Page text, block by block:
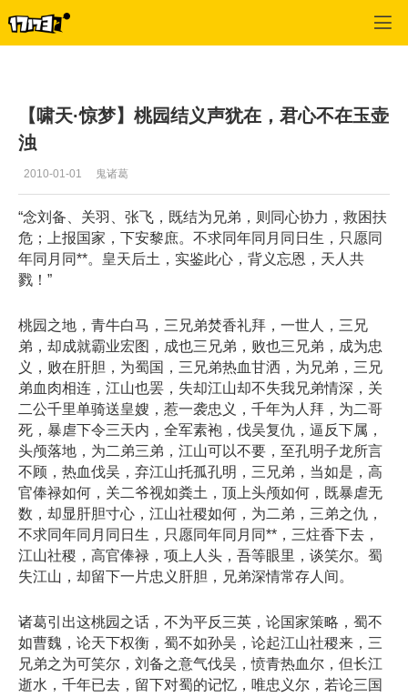
【啸天·惊梦】桃园结义声犹在，君心不在玉壶
浊
2010-01-01 鬼诸葛
“念刘备、关羽、张飞，既结为兄弟，则同心协力，救困扶
危；上报国家，下安黎庶。不求同年同月同日生，只愿同
年同月同**。皇天后土，实鉴此心，背义忘恩，天人共
戮！”
桃园之地，青牛白马，三兄弟焚香礼拜，一世人，三兄
弟，却成就霸业宏图，成也三兄弟，败也三兄弟，成为忠
义，败在肝胆，为蜀国，三兄弟热血甘洒，为兄弟，三兄
弟血肉相连，江山也罢，失却江山却不失我兄弟情深，关
二公千里单骑送皇嫂，惹一袭忠义，千年为人拜，为二哥
死，暴虐下令三天内，全军素袍，伐吴复仇，逼反下属，
头颅落地，为二弟三弟，江山可以不要，至孔明子龙所言
不顾，热血伐吴，弃江山托孤孔明，三兄弟，当如是，高
官俸禄如何，关二爷视如粪土，顶上头颅如何，既暴虐无
数，却显肝胆寸心，江山社稷如何，为二弟，三弟之仇，
不求同年同月同日生，只愿同年同月同**，三炷香下去，
江山社稷，高官俸禄，项上人头，吾等眼里，谈笑尔。蜀
失江山，却留下一片忠义肝胆，兄弟深情常存人间。
诸葛引出这桃园之话，不为平反三英，论国家策略，蜀不
如曹魏，论天下权衡，蜀不如孙吴，论起江山社稷来，三
兄弟之为可笑尔，刘备之意气伐吴，愤青热血尔，但长江
逝水，千年已去，留下对蜀的记忆，唯忠义尔，若论三国